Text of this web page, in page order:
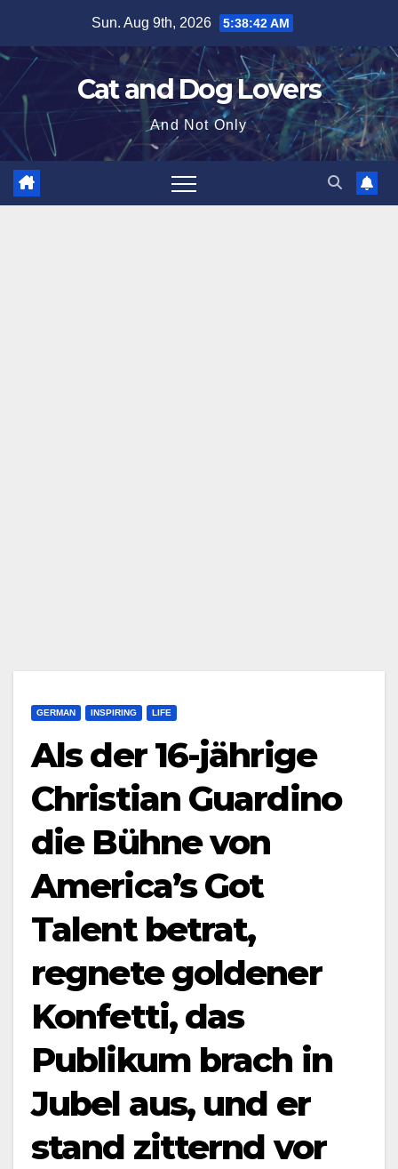
content
Sun. Aug 9th, 2026 5:38:43 AM
Cat and Dog Lovers
And Not Only
GERMAN INSPIRING LIFE
Als der 16-jährige
Christian Guardino
die Bühne von
America’s Got
Talent betrat,
regnete goldener
Konfetti, das
Publikum brach in
Jubel aus, und er
stand zitternd vor